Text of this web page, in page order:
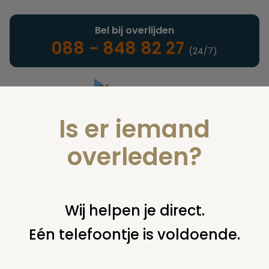
Landelijke uitvaartonderneming
Bel bij overlijden
088 - 848 82 27 (24/7)
U bent hier: home verzekeringen naturaverzekeringen waar
oude uitvaartpolissen
Is er iemand
overleden?
Wij helpen je direct.
Eén telefoontje is voldoende.